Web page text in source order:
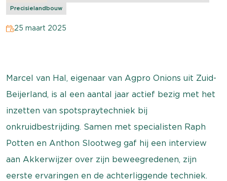
Precisielandbouw
25 maart 2025
Marcel van Hal, eigenaar van Agpro Onions uit Zuid-
Beijerland, is al een aantal jaar actief bezig met het
inzetten van spotspraytechniek bij
onkruidbestrijding. Samen met specialisten Raph
Potten en Anthon Slootweg gaf hij een interview
aan Akkerwijzer over zijn beweegredenen, zijn
eerste ervaringen en de achterliggende techniek.